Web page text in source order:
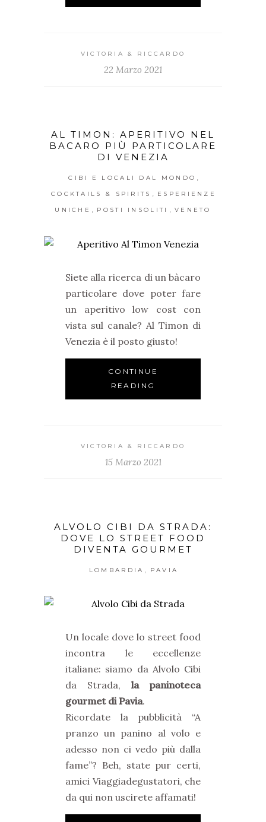
VICTORIA & RICCARDO
22 Marzo 2021
AL TIMON: APERITIVO NEL
BACARO PIÙ PARTICOLARE
DI VENEZIA
CIBI E LOCALI DAL MONDO
COCKTAILS & SPIRITS ESPERIENZE
UNICHE POSTI INSOLITI VENETO
Siete alla ricerca di un bàcaro
particolare dove poter fare
un aperitivo low cost con
vista sul canale? Al Timon di
Venezia è il posto giusto!
CONTINUE
READING
VICTORIA & RICCARDO
15 Marzo 2021
ALVOLO CIBI DA STRADA:
DOVE LO STREET FOOD
DIVENTA GOURMET
LOMBARDIA PAVIA
Un locale dove lo street food
incontra le eccellenze
italiane: siamo da Alvolo Cibi
da Strada, la paninoteca
gourmet di Pavia.
Ricordate la pubblicità “A
pranzo un panino al volo e
adesso non ci vedo più dalla
fame”? Beh, state pur certi,
amici Viaggiadegustatori, che
da qui non uscirete affamati!